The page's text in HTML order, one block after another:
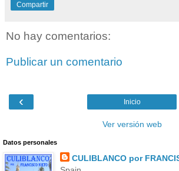
Compartir
No hay comentarios:
Publicar un comentario
‹ Inicio
Ver versión web
Datos personales
CULIBLANCO por